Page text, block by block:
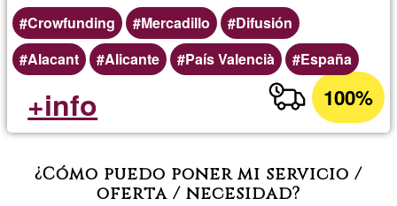
Crowfunding
Mercadillo
Difusión
Alacant
Alicante País Valencià España
100%
+info
¿Cómo puedo poner mi servicio /
oferta / necesidad?